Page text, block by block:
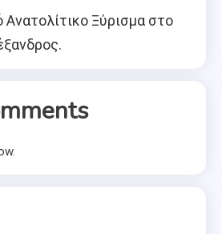
Ξύρισμα στο